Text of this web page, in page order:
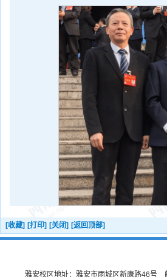
[收藏] [打印] [关闭] [返回顶部]
雅安校区地址：雅安市雨城区新康路46号